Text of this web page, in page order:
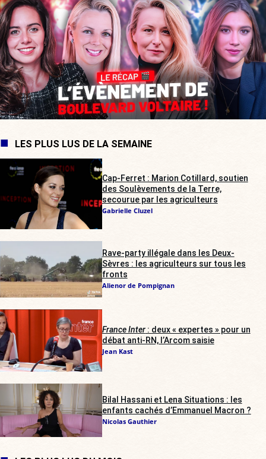
LES PLUS LUS DE LA SEMAINE
Cap-Ferret : Marion Cotillard, soutien
des Soulèvements de la Terre,
secourue par les agriculteurs
Gabrielle Cluzel
Rave-party illégale dans les Deux-
Sèvres : les agriculteurs sur tous les
fronts
Alienor de Pompignan
France Inter: deux « expertes » pour un
débat anti-RN, l’Arcom saisie
Jean Kast
Bilal Hassani et Lena Situations : les
enfants cachés d’Emmanuel Macron ?
Nicolas Gauthier